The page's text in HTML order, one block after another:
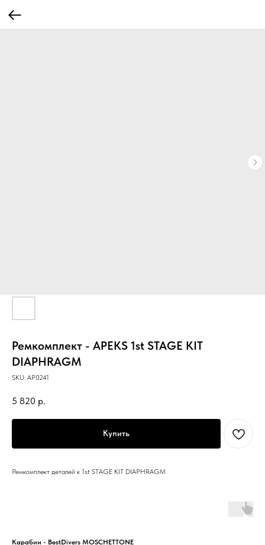
Ремкомплект - APEKS 1st STAGE KIT
DIAPHRAGM
SKU: AP0241
5 820 р.
Купить
Ремкомплект деталей к 1st STAGE KIT DIAPHRAGM
Карабин - BestDivers MOSCHETTONE